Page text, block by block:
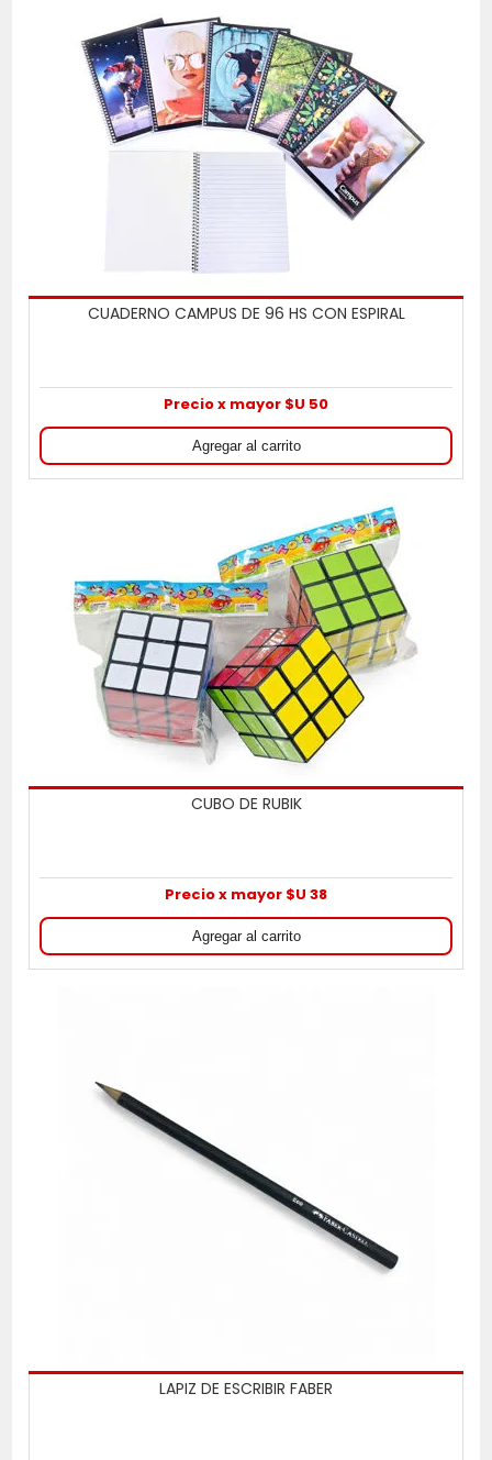
CUADERNO CAMPUS DE 96 HS CON ESPIRAL
Precio x mayor $U 50
CUBO DE RUBIK
Precio x mayor $U 38
LAPIZ DE ESCRIBIR FABER